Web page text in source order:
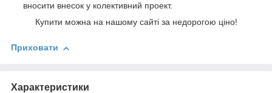
вносити внесок у колективний проект.
Купити можна на нашому сайті за недорогою ціно!
Приховати
Характеристики